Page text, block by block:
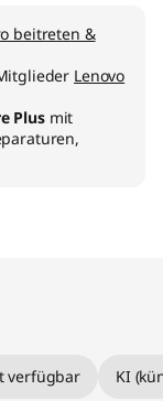
beitreten &
Lenovo
Plusmit
verfügbar KI